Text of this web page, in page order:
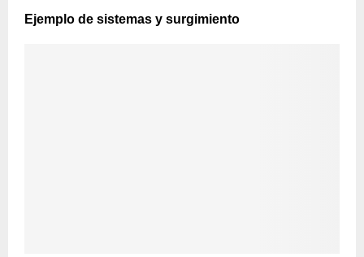
Ejemplo de sistemas y surgimiento